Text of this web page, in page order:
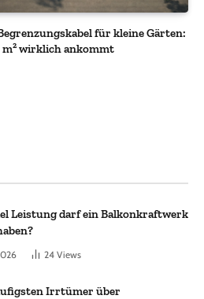
für kleine Gärten:
m² wirklich ankommt
Leistung darf ein Balkonkraftwerk
24 Views
Irrtümer über